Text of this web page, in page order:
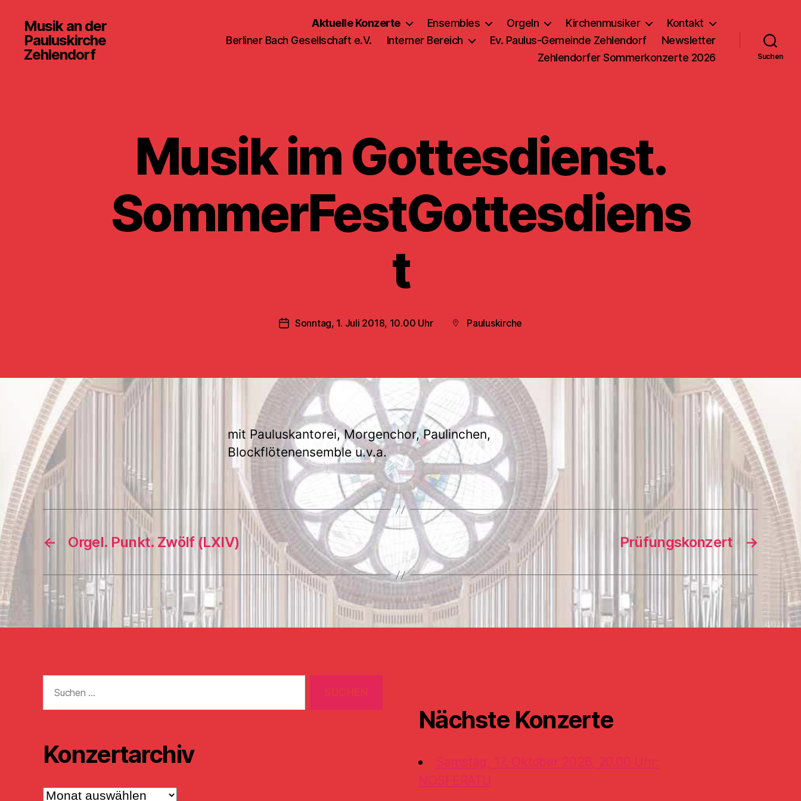
Musik an der
Pauluskirche
Zehlendorf
Aktuelle Konzerte Ensembles Orgeln Kirchenmusiker
Kontakt
Berliner Bach Gesellschaft e.V.
Interner Bereich Ev. Paulus-Gemeinde Zehlendorf
Newsletter
Zehlendorfer Sommerkonzerte 2026
Suchen
Musik im Gottesdienst.
SommerFestGottesdiens
t
Veröffentlichungsdatum
Sonntag, 1. Juli 2018, 10.00 Uhr Beitragsort
Pauluskirche
mit Pauluskantorei, Morgenchor, Paulinchen,
Blockflötenensemble u.v.a.
← Orgel. Punkt. Zwölf (LXIV) →
Prüfungskonzert
nach:
Konzertarchiv
Konzertarchiv
Nächste Konzerte
Samstag, 17. Oktober 2026, 20.00 Uhr:
NOSFERATU